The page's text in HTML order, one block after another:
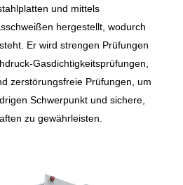
und mittels
hergestellt, wodurch
Er wird strengen Prüfungen
Gasdichtigkeitsprüfungen,
zerstörungsfreie Prüfungen, um
Schwerpunkt und sichere,
zu gewährleisten.